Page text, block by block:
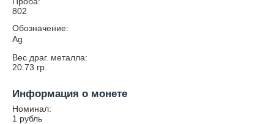
802
Обозначение:
Ag
Вес драг. металла:
20.73 гр.
Информация о монете
Номинал:
1 рубль